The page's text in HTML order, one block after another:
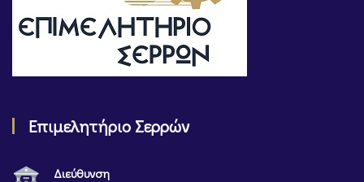
Επιμελητήριο Σερρών
Διεύθυνση